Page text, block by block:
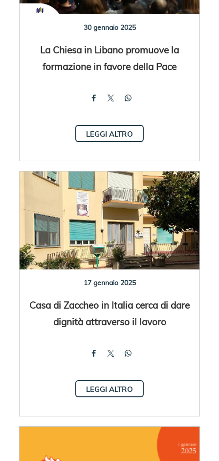
30 gennaio 2025
La Chiesa in Libano promuove la
formazione in favore della Pace
LEGGI ALTRO
17 gennaio 2025
Casa di Zaccheo in Italia cerca di dare
dignità attraverso il lavoro
LEGGI ALTRO